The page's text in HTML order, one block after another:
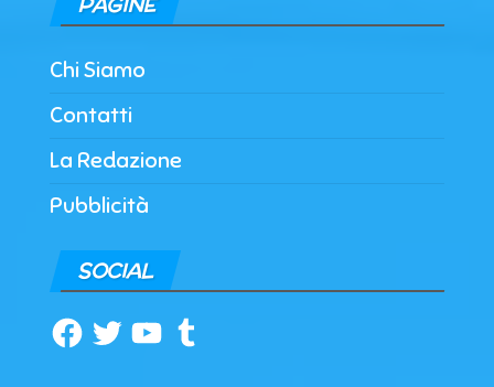
Chi Siamo
Contatti
La Redazione
Pubblicità
SOCIAL
Facebook
TwitterYouTubeTumblr